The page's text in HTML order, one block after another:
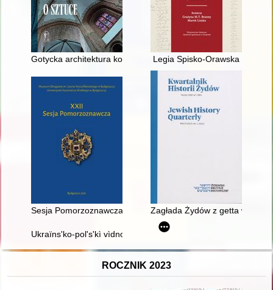
Gotycka architektura korpusu katedry poznańskiej i jego
Legia Spisko-Orawska
Sesja Pomorzoznawcza : od epoki kamienia do nowożytności
Zagłada Żydów z getta w
Ukraïns'ko-pol's'kì vìdnosini v sistemì geopolìtičnih koordinat
ROCZNIK 2023